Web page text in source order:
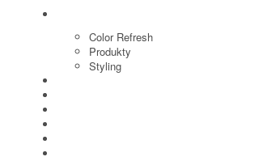
Color Refresh
Produkty
Styling